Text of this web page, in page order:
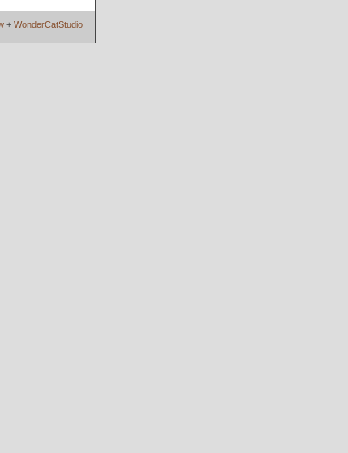
+ WonderCatStudio